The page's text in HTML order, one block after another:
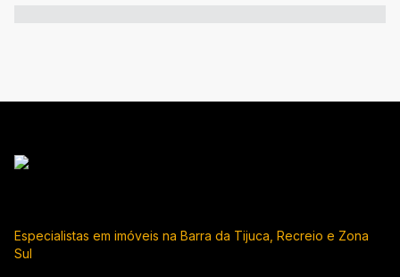
Especialistas em imóveis na Barra da Tijuca, Recreio e Zona
Sul